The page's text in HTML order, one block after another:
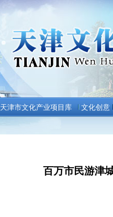
天津市文化产业项目库 文化创意
百万市民游津